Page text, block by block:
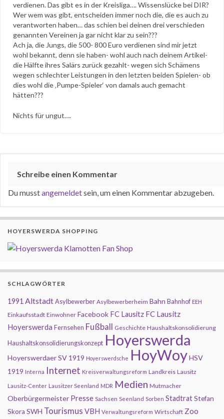
verdienen. Das gibt es in der Kreisliga…. Wissenslücke bei DIR?
Wer wem was gibt, entscheiden immer noch die, die es auch zu
verantworten haben… das schien bei deinen drei verschieden
genannten Vereinen ja gar nicht klar zu sein???
Ach ja, die Jungs, die 500- 800 Euro verdienen sind mir jetzt
wohl bekannt, denn sie haben- wohl auch nach deinem Artikel-
die Hälfte ihres Salärs zurück gezahlt- wegen sich Schämens
wegen schlechter Leistungen in den letzten beiden Spielen- ob
dies wohl die ‚Pumpe-Spieler‘ von damals auch gemacht
hätten???
Nichts für ungut….
Schreibe einen Kommentar
Du musstangemeldetsein, um einen Kommentar abzugeben.
HOYERSWERDA SHOPPING
SCHLAGWÖRTER
1991 AltstadtAsylbewerber Asylbewerberheim Bahn Bahnhof EEH
Einkaufsstadt Einwohner Facebook FC Lausitz FC Lausitz
Hoyerswerda Fernsehen Fußball Geschichte Haushaltskonsolidierung
Haushaltskonsolidierungskonzept Hoyerswerda
Hoyerswerdaer SV 1919 Hoyerswerdsche HoyWoyHSV
1919 Interna Internet Kreisverwaltungsreform Landkreis Lausitz
Lausitz-Center Lausitzer Seenland MDR Medien Mutmacher
Oberbürgermeister Presse Sachsen Seenland Sorben StadtratStefan
Skora SWH Tourismus VBH Verwaltungsreform Wirtschaft Zoo